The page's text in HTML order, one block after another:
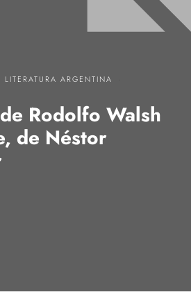
ARGENTINA
Rodolfo Walsh
de Néstor